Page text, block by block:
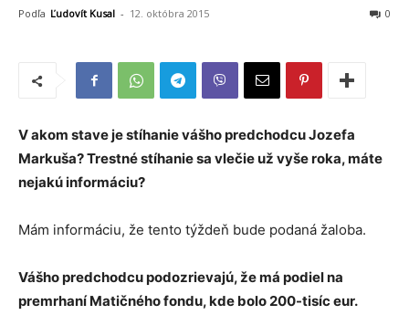
Podľa Ľudovít Kusal - 12. októbra 2015 0
V akom stave je stíhanie vášho predchodcu Jozefa
Markuša? Trestné stíhanie sa vlečie už vyše roka, máte
nejakú informáciu?
Mám informáciu, že tento týždeň bude podaná žaloba.
Vášhopredchodcu podozrievajú, že má podiel na
premrhaní Matičného fondu, kde bolo 200-tisíc eur.